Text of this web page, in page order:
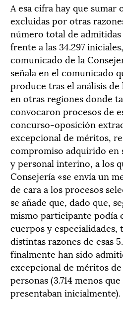
A esa cifra hay que sumar
excluidas por otras
número total de admitidas
frente a las 34.297
comunicado de la
señala en el comunicado
produce tras el análisis
en otras regiones donde
convocaron procesos de
concurso-oposición
excepcional de méritos,
compromiso adquirido en
y personal interino, a los
Consejería «se envía un
de cara a los procesos
se añade que, dado que,
mismo participante
cuerpos y
distintas razones de esas
finalmente han sido
excepcional de méritos de
personas (3.714 menos
presentaban inicialmente).